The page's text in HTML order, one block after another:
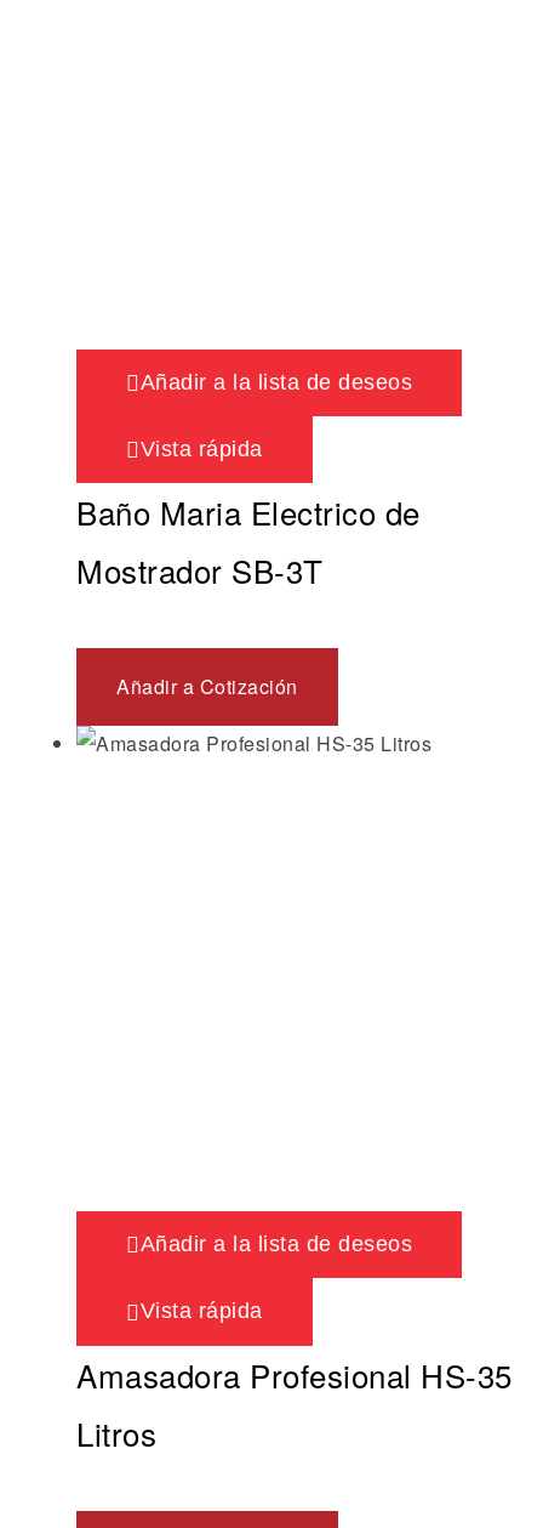
Añadir a la lista de deseos
Vista rápida
Baño Maria Electrico de
Mostrador SB-3T
Añadir a Cotización
Añadir a la lista de deseos
Vista rápida
Amasadora Profesional HS-35
Litros